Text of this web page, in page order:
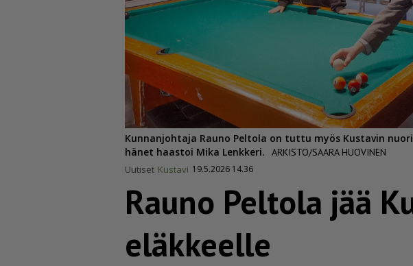
Kunnanjohtaja Rauno Peltola on tuttu myös Kustavin
hänet haastoi Mika Lenkkeri.
ARKISTO/SAARA HUOVINEN
Uutiset Kustavi 19.5.2026 14.36
Rauno Peltola jää
eläkkeelle